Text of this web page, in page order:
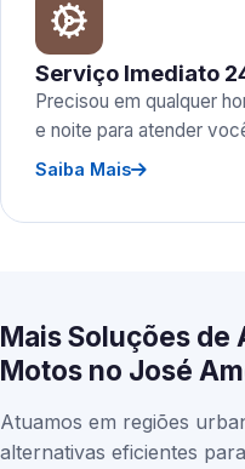
Serviço Imediato
Precisou em qualquer
e noite para atender
Saiba Mais
Mais Soluções de
Motos no José
Atuamos em regiões
alternativas eficientes